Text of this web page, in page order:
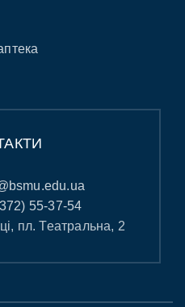
55-37-54
пл. Театральна, 2